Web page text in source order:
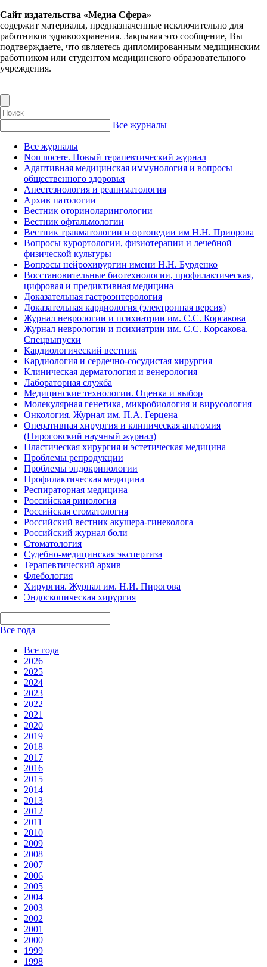
Сайт издательства «Медиа Сфера»
содержит материалы, предназначенные исключительно для
работников здравоохранения. Закрывая это сообщение, Вы
подтверждаете, что являетесь дипломированным медицинским
работником или студентом медицинского образовательного
учреждения.
Все журналы
Все журналы
Non nocere. Новый терапевтический журнал
Адаптивная медицинская иммунология и вопросы
общественного здоровья
Анестезиология и реаниматология
Архив патологии
Вестник оториноларингологии
Вестник офтальмологии
Вестник травматологии и ортопедии им Н.Н. Приорова
Вопросы курортологии, физиотерапии и лечебной
физической культуры
Вопросы нейрохирургии имени Н.Н. Бурденко
Восстановительные биотехнологии, профилактическая,
цифровая и предиктивная медицина
Доказательная гастроэнтерология
Доказательная кардиология (электронная версия)
Журнал неврологии и психиатрии им. С.С. Корсакова
Журнал неврологии и психиатрии им. С.С. Корсакова.
Спецвыпуски
Кардиологический вестник
Кардиология и сердечно-сосудистая хирургия
Клиническая дерматология и венерология
Лабораторная служба
Медицинские технологии. Оценка и выбор
Молекулярная генетика, микробиология и вирусология
Онкология. Журнал им. П.А. Герцена
Оперативная хирургия и клиническая анатомия
(Пироговский научный журнал)
Пластическая хирургия и эстетическая медицина
Проблемы репродукции
Проблемы эндокринологии
Профилактическая медицина
Респираторная медицина
Российская ринология
Российская стоматология
Российский вестник акушера-гинеколога
Российский журнал боли
Стоматология
Судебно-медицинская экспертиза
Терапевтический архив
Флебология
Хирургия. Журнал им. Н.И. Пирогова
Эндоскопическая хирургия
Все года
Все года
2026
2025
2024
2023
2022
2021
2020
2019
2018
2017
2016
2015
2014
2013
2012
2011
2010
2009
2008
2007
2006
2005
2004
2003
2002
2001
2000
1999
1998